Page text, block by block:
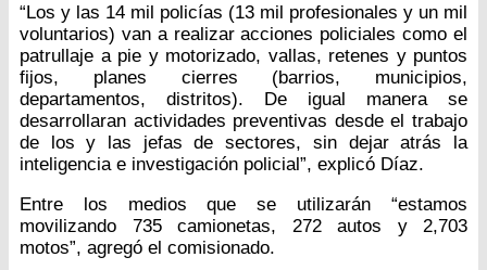
“Los y las 14 mil policías (13 mil profesionales y un mil
voluntarios) van a realizar acciones policiales como el
patrullaje a pie y motorizado, vallas, retenes y puntos
fijos, planes cierres (barrios, municipios,
departamentos, distritos). De igual manera se
desarrollaran actividades preventivas desde el trabajo
de los y las jefas de sectores, sin dejar atrás la
inteligencia e investigación policial”, explicó Díaz.
Entre los medios que se utilizarán “estamos
movilizando 735 camionetas, 272 autos y 2,703
motos”, agregó el comisionado.